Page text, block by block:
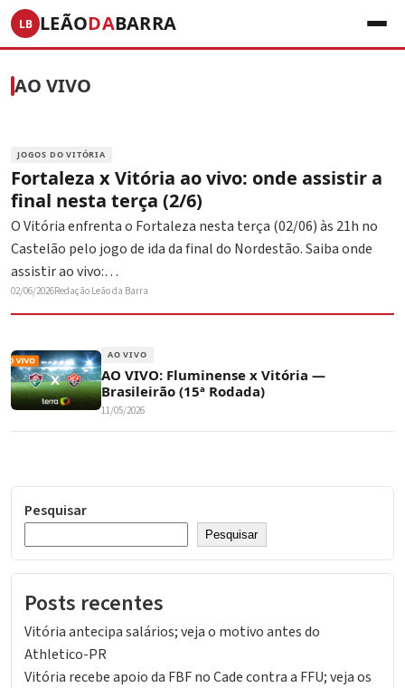
LB LEÃODABARRA
AO VIVO
JOGOS DO VITÓRIA
Fortaleza x Vitória ao vivo: onde assistir a
final nesta terça (2/6)
O Vitória enfrenta o Fortaleza nesta terça (02/06) às 21h no
Castelão pelo jogo de ida da final do Nordestão. Saiba onde
assistir ao vivo:…
02/06/2026Redação Leão da Barra
AO VIVO
AO VIVO: Fluminense x Vitória —
Brasileirão (15ª Rodada)
11/05/2026
Pesquisar
Pesquisar
Posts recentes
Vitória antecipa salários; veja o motivo antes do
Athletico-PR
Vitória recebe apoio da FBF no Cade contra a FFU; veja os